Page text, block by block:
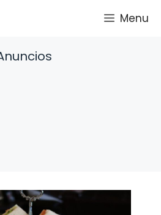
Menu